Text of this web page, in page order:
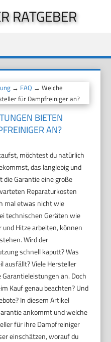
RATGEBER
→ FAQ → Welche
für Dampfreiniger an?
BIETEN
AN?
möchtest du natürlich
das langlebig und
die Garantie eine große
Reparaturkosten
mal etwas nicht wie
technischen Geräten wie
Hitze arbeiten, können
Wird der
schnell kaputt? Was
ausfällt? Viele Hersteller
an. Doch
Kauf genau beachten? Und
In diesem Artikel
ankommt und welche
für ihre Dampfreiniger
einschätzen, worauf du